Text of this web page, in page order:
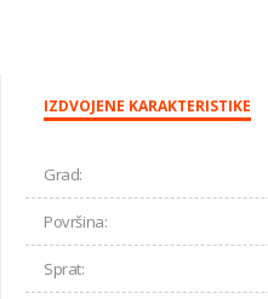
IZDVOJENE KARAKTERISTIKE
Grad:
Površina:
Sprat: